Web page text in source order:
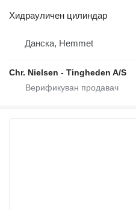
Хидрауличен цилиндар
Данска, Hemmet
Chr. Nielsen - Tingheden A/S